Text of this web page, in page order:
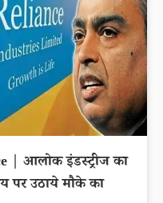
| आलोक इंडस्ट्रीज का
पर उठाये मौके का